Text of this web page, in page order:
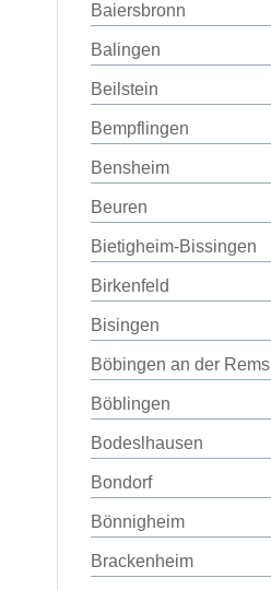
Baiersbronn
Balingen
Beilstein
Bempflingen
Bensheim
Beuren
Bietigheim-Bissingen
Birkenfeld
Bisingen
Böbingen an der Rems
Böblingen
Bodeslhausen
Bondorf
Bönnigheim
Brackenheim